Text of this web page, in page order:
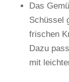
Das
Schüssel
frischen
Dazu
mit